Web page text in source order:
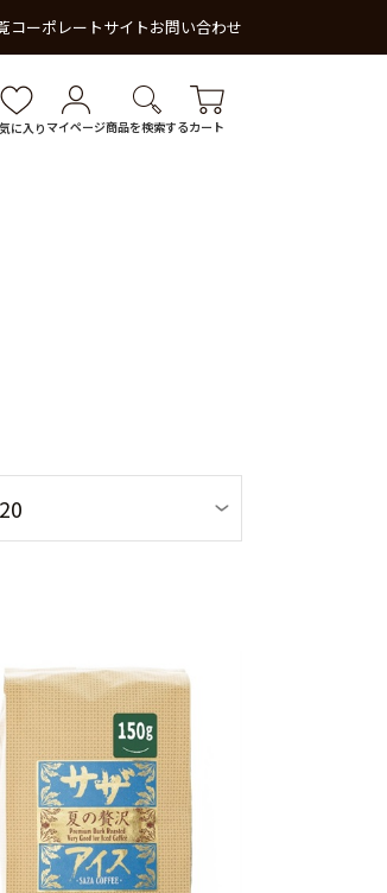
コーポレートサイトお問い合わせ
に入り マイページ商品を検索するカート